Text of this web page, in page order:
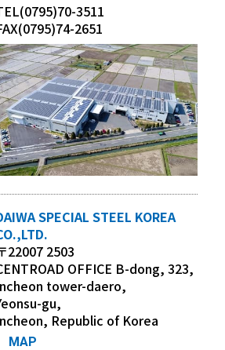
3511
2651
SPECIAL STEEL KOREA
22007 2503
OFFICE B-dong, 323,
tower-daero,
gu,
Republic of Korea
MAP